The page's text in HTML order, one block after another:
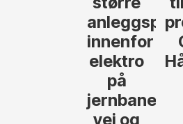
Hålogalandsvegen